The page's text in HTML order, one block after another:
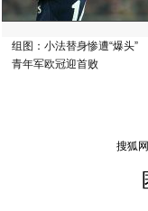
组图：小法替身惨遭“爆头”
青年军欧冠迎首败